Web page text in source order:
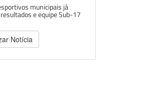
municipais já
e equipe Sub-17
Notícia